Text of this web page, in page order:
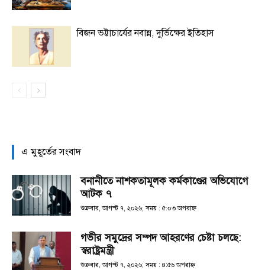
বিজন ভট্টাচার্যের নবান্ন, দুর্ভিক্ষের ইতিহাস
এ মুহূর্তের সংবাদ
বনানীতে নাশকতামূলক কর্মকাণ্ডের অভিযোগে
আটক ৭
শুক্রবার, আগস্ট ৭, ২০২৬; সময় : ৫:০৩ অপরাহ্ণ
গভীর সমুদ্রের সম্পদ আহরণের চেষ্টা চলছে:
স্বরাষ্ট্রমন্ত্রী
শুক্রবার, আগস্ট ৭, ২০২৬; সময় : ৪:৫৬ অপরাহ্ণ